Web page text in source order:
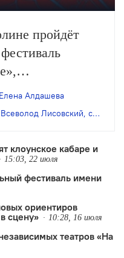
пройдёт
Антоном
Всеволодом
лекции,
Елена Алдашева
Всеволод Лисовский, современное искусство
клоунское кабаре и
15:03, 22 июля
фестиваль имени
ориентиров
сцену»
10:28, 16 июля
театров «На